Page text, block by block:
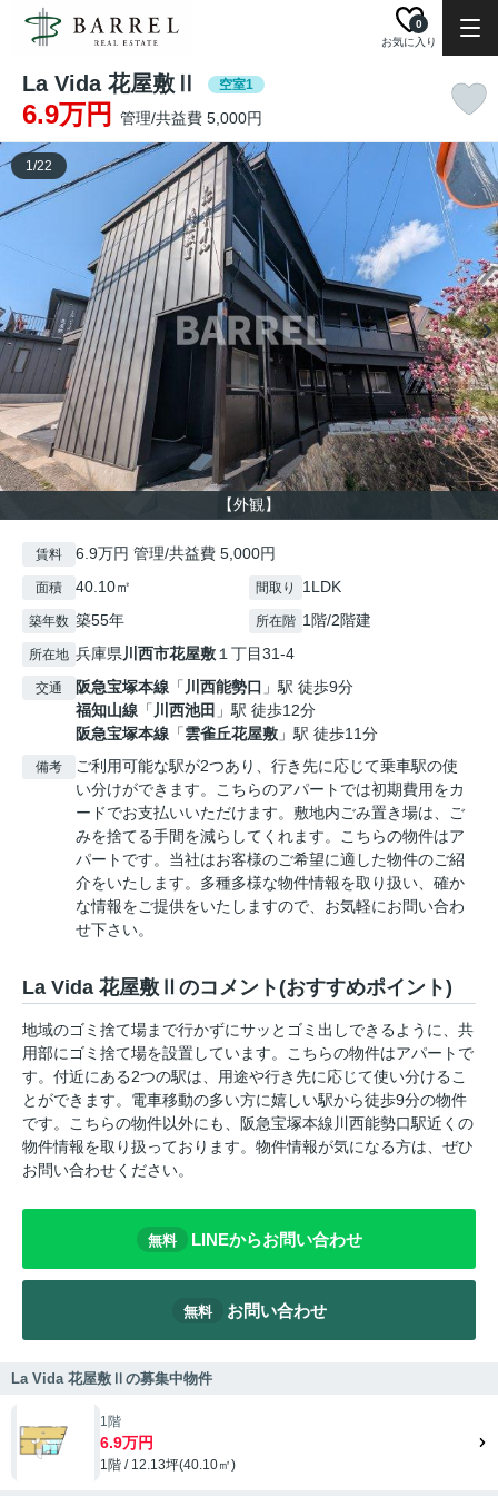
お気に入り
0
La Vida 花屋敷Ⅱ 空室1
6.9万円 管理/共益費 5,000円
【外観】
1/22
賃料 6.9万円 管理/共益費 5,000円
面積 40.10㎡ 間取り 1LDK
築年数 築55年 所在階 1階/2階建
所在地 兵庫県川西市花屋敷１丁目31-4
交通 阪急宝塚本線 「 川西能勢口 」駅 徒歩9分
福知山線 「 川西池田 」駅 徒歩12分
阪急宝塚本線 「雲雀丘花屋敷 」駅 徒歩11分
備考
ご利用可能な駅が2つあり、行き先に応じて乗車駅の使
い分けができます。こちらのアパートでは初期費用をカ
ードでお支払いいただけます。敷地内ごみ置き場は、ご
みを捨てる手間を減らしてくれます。こちらの物件はア
パートです。当社はお客様のご希望に適した物件のご紹
介をいたします。多種多様な物件情報を取り扱い、確か
な情報をご提供をいたしますので、お気軽にお問い合わ
せ下さい。
La Vida 花屋敷Ⅱのコメント(おすすめポイント)
地域のゴミ捨て場まで行かずにサッとゴミ出しできるように、共
用部にゴミ捨て場を設置しています。こちらの物件はアパートで
す。付近にある2つの駅は、用途や行き先に応じて使い分けるこ
とができます。電車移動の多い方に嬉しい駅から徒歩9分の物件
です。こちらの物件以外にも、阪急宝塚本線川西能勢口駅近くの
物件情報を取り扱っております。物件情報が気になる方は、ぜひ
お問い合わせください。
無料 LINEからお問い合わせ
無料 お問い合わせ
La Vida 花屋敷Ⅱの募集中物件
1階
6.9万円
1階 / 12.13坪(40.10㎡)